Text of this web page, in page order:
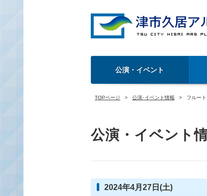
公演・イベント
TOPページ 公演･イベント情報 フルー
公演・イベント
2024年4月27日(土)